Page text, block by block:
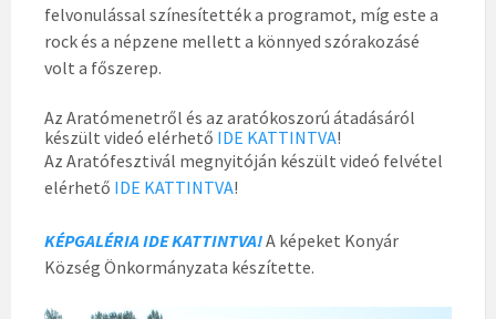
felvonulással színesítették a programot, míg este a
rock és a népzene mellett a könnyed szórakozásé
volt a főszerep.
Az Aratómenetről és az aratókoszorú átadásáról
készült videó elérhető IDE KATTINTVA!
Az Aratófesztivál megnyitóján készült videó felvétel
elérhető IDE KATTINTVA!
KÉPGALÉRIA IDE KATTINTVA!A képeket Konyár
Község Önkormányzata készítette.